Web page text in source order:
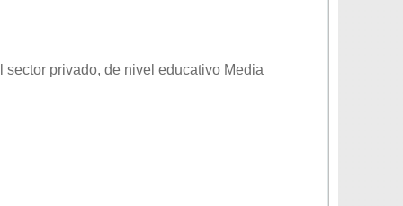
sector privado, de nivel educativo Media